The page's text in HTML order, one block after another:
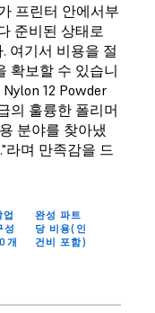
프린터 안에서부
준비된 상태로
여기서 비용을 절
확보할 수 있습니
12 Powder
의 훌륭한 폴리머
분야를 찾아냈
라며 만족감을 드
업
성
개
완성 파트
당 비용(인
건비 포함)